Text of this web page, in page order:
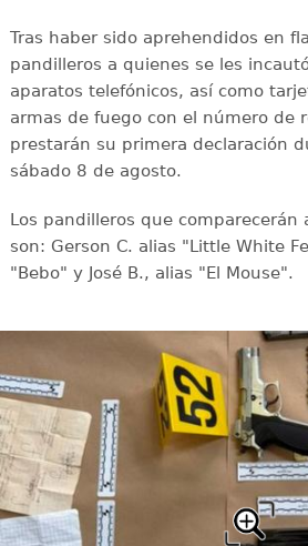
Tras haber sido aprehendidos en
pandilleros a quienes se les
aparatos telefónicos, así como
armas de fuego con el número de
prestarán su primera declaración
sábado 8 de agosto.
Los pandilleros que
son: Gerson C. alias "Little White
"Bebo" y José B., alias "El Mouse".